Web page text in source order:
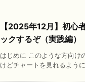
【2025年12月】初心
ックするぞ（実践編）
はじめに このような方向け
けどチャートを見れるよう